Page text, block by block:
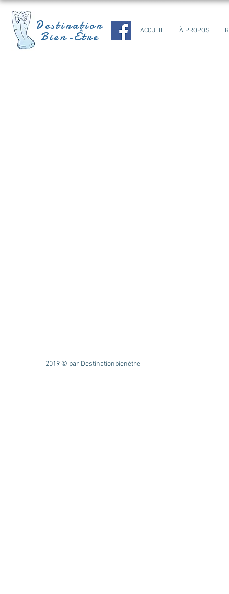
Destination
Bien-Être ACCUEIL À PROPOS
2019 © par Destinationbienêtre